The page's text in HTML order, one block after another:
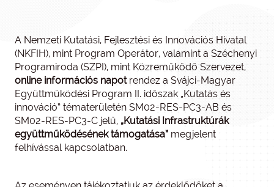
A Nemzeti Kutatási, Fejlesztési és Innovációs Hivatal
(NKFIH), mint Program Operátor, valamint a Széchenyi
Programiroda (SZPI), mint Közreműködő Szervezet,
online információs napotrendez a Svájci-Magyar
Együttműködési Program II. időszak „Kutatás és
innováció” tématerületén SM02-RES-PC3-AB és
SM02-RES-PC3-C jelű, „Kutatási Infrastruktúrák
együttműködésének támogatása” megjelent
felhívással kapcsolatban.